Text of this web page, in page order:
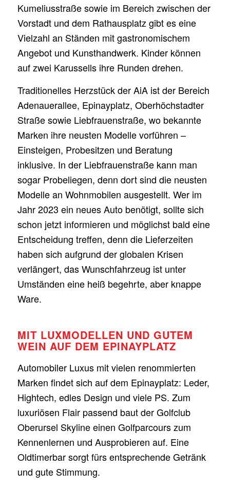
Kumeliusstraße sowie im Bereich zwischen der
Vorstadt und dem Rathausplatz gibt es eine
Vielzahl an Ständen mit gastronomischem
Angebot und Kunsthandwerk. Kinder können
auf zwei Karussells ihre Runden drehen.
Traditionelles Herzstück der AiA ist der Bereich
Adenauerallee, Epinayplatz, Oberhöchstadter
Straße sowie Liebfrauenstraße, wo bekannte
Marken ihre neusten Modelle vorführen –
Einsteigen, Probesitzen und Beratung
inklusive. In der Liebfrauenstraße kann man
sogar Probeliegen, denn dort sind die neusten
Modelle an Wohnmobilen ausgestellt. Wer im
Jahr 2023 ein neues Auto benötigt, sollte sich
schon jetzt informieren und möglichst bald eine
Entscheidung treffen, denn die Lieferzeiten
haben sich aufgrund der globalen Krisen
verlängert, das Wunschfahrzeug ist unter
Umständen eine heiß begehrte, aber knappe
Ware.
MIT LUXMODELLEN UND GUTEM
WEIN AUF DEM EPINAYPLATZ
Automobiler Luxus mit vielen renommierten
Marken findet sich auf dem Epinayplatz: Leder,
Hightech, edles Design und viele PS. Zum
luxuriösen Flair passend baut der Golfclub
Oberursel Skyline einen Golfparcours zum
Kennenlernen und Ausprobieren auf. Eine
Oldtimerbar sorgt fürs entsprechende Getränk
und gute Stimmung.